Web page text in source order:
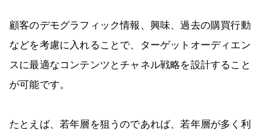
顧客のデモグラフィック情報、興味、過去の購買行動
などを考慮に入れることで、ターゲットオーディエン
スに最適なコンテンツとチャネル戦略を設計すること
が可能です。
たとえば、若年層を狙うのであれば、若年層が多く利